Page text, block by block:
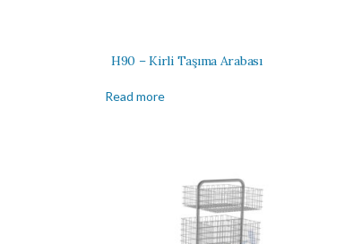
H90 – Kirli Taşıma Arabası
Read more